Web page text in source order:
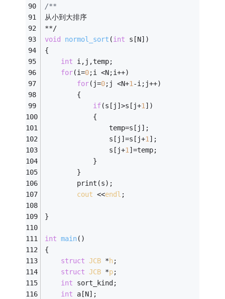
/**
从小到大排序
**/
void
normol_sort (int s[N])
{
int i,j,temp;
for(i=0;i <N;i++)
for(j=0;j <N+1-i;j++)
		{
if(s[j]>s[j+1])
			{
				temp=s[j];
				s[j]=s[j+
1];
				s[j+
1]=temp;
			}
		}
		print(s);
cout <<endl ;
}
int main()
{
struct JCB *h;
struct JCB *p;
int sort_kind;
int a[N];